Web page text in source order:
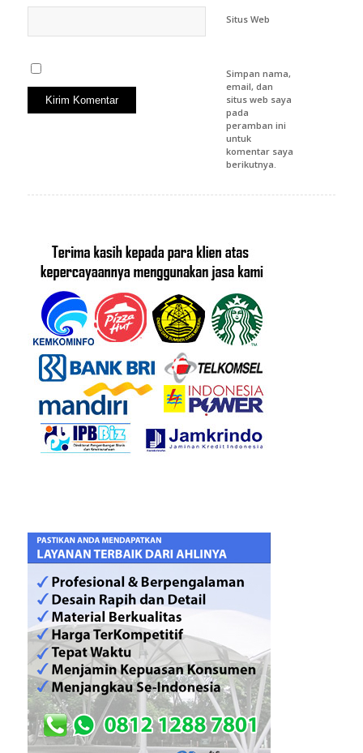
Situs Web
Simpan nama,
email, dan
situs web saya
pada
peramban ini
untuk
komentar saya
berikutnya.